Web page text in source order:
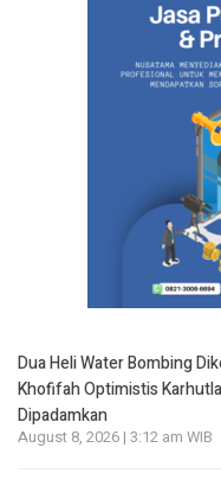
Dua Heli Water Bombing
Khofifah Optimistis
Dipadamkan
August 8, 2026 | 3:12 am WIB